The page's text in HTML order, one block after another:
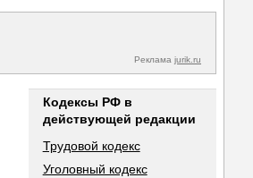
Реклама jurik.ru
Кодексы РФ в
действующей редакции
Трудовой кодекс
Уголовный кодекс